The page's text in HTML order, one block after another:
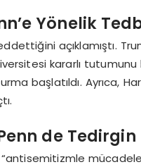
Yönelik
açıklamıştı.
kararlı tutumunu
başlatıldı. Ayrıca,
de Tedirgin